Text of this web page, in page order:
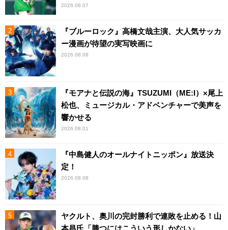
2026.08.07
『ブルーロック』高橋文哉主演、大人気サッカ
ー漫画が待望の実写映画に
2026.08.08
『モアナと伝説の海』TSUZUMI（ME:I）×尾上
松也、ミュージカル・アドベンチャーで美声を
響かせる
2026.08.01
『中島健人のオールナイトニッポン』放送決
定！
2026.08.08
ヤクルト、奥川の完封勝利で連敗を止める！山
本昌氏「勝つにはこういう形しかない」